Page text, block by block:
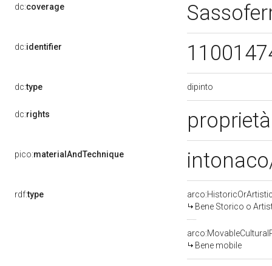
dc:coverage
dc:identifier
dc:type dipinto
dc:rights
pico:materialAndTechnique
rdf:type
Bene Storico o
Bene mobile